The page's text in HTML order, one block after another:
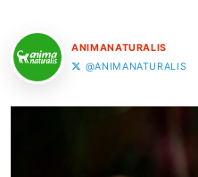
ANIMANATURALIS
@ANIMANATURALIS